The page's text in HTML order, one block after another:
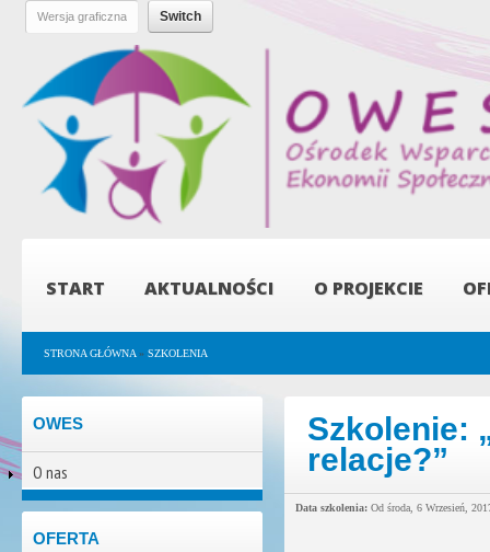
OWES -
Ośrodek
Wsparcia
Ekonomii
Społecznej
START AKTUALNOŚCI O PROJEKCIE
Jesteś tutaj
STRONA GŁÓWNA » SZKOLENIA
OWES
O nas
OFERTA
Szkolenie:
relacje?”
Data szkolenia: Od środa, 6 Wrzesień,